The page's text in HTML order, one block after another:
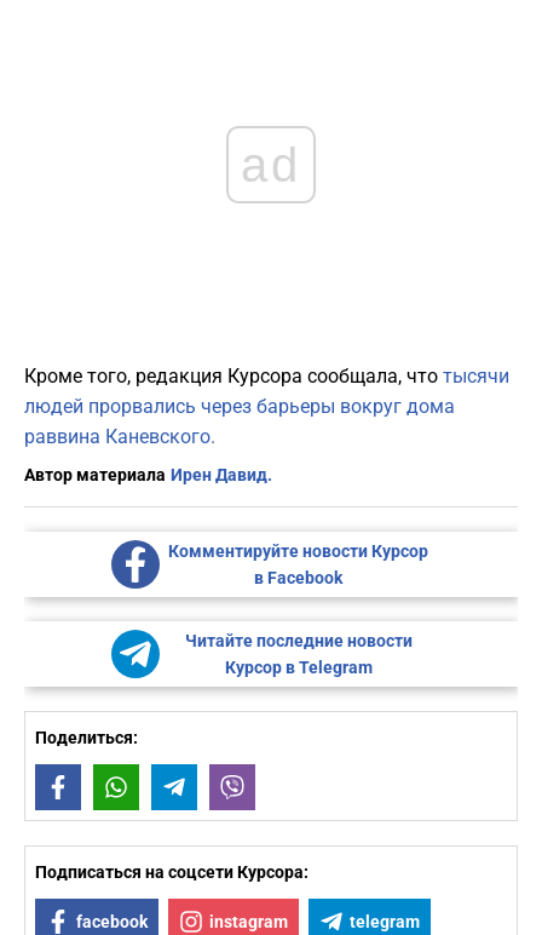
ad
Кроме того, редакция Курсора сообщала, что тысячи
людей прорвались через барьеры вокруг дома
раввина Каневского.
Автор материала Ирен Давид.
Комментируйте новости Курсор
в Facebook
Читайте последние новости
Курсор в Telegram
Поделиться:
FacebookWhatsAppTelegram
Подписаться на соцсети Курсора:
facebook instagram telegram